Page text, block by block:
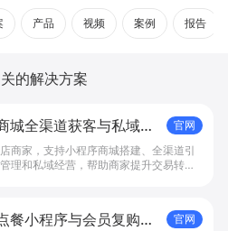
产品 视频 案例 报告
的解决方案
城全渠道获客与私域复
赞
官网
商家，支持小程序商城搭建、全渠道引
理和私域经营，帮助商家提升交易转化
餐小程序与会员复购工
官网